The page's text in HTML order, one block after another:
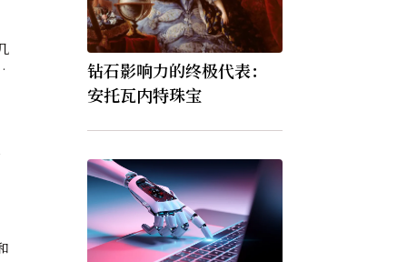
钻石影响力的终极代表：
安托瓦内特珠宝